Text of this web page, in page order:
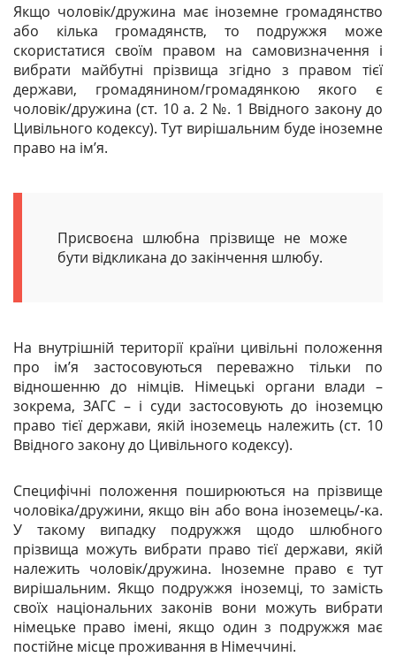
Якщо чоловік/дружина має іноземне громадянство
або кілька громадянств, то подружжя може
скористатися своїм правом на самовизначення і
вибрати майбутні прізвища згідно з правом тієї
держави, громадянином/громадянкою якого є
чоловік/дружина (ст. 10 а. 2 №. 1 Ввідного закону до
Цивільного кодексу). Тут вирішальним буде іноземне
право на ім’я.
Присвоєна шлюбна прізвище не може
бути відкликана до закінчення шлюбу.
На внутрішній території країни цивільні положення
про ім’я застосовуються переважно тільки по
відношенню до німців. Німецькі органи влади –
зокрема, ЗАГС – і суди застосовують до іноземцю
право тієї держави, якій іноземець належить (ст. 10
Ввідного закону до Цивільного кодексу).
Специфічні положення поширюються на прізвище
чоловіка/дружини, якщо він або вона іноземець/-ка.
У такому випадку подружжя щодо шлюбного
прізвища можуть вибрати право тієї держави, якій
належить чоловік/дружина. Іноземне право є тут
вирішальним. Якщо подружжя іноземці, то замість
своїх національних законів вони можуть вибрати
німецьке право імені, якщо один з подружжя має
постійне місце проживання в Німеччині.